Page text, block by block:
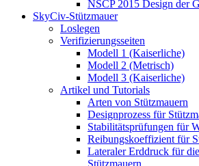
NSCP 2015 Design der
SkyCiv-Stützmauer
Loslegen
Verifizierungsseiten
Modell 1 (Kaiserliche)
Modell 2 (Metrisch)
Modell 3 (Kaiserliche)
Artikel und Tutorials
Arten von Stützmauern
Designprozess für
Stabilitätsprüfungen für
Reibungskoeffizient für
Lateraler Erddruck für